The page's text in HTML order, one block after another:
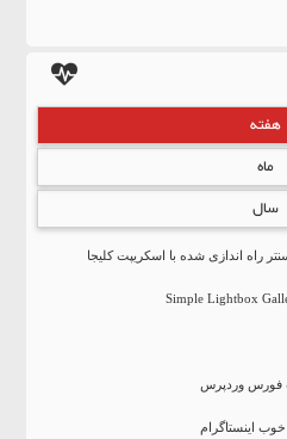
هفته
ماه
سال
راه اندازی شده با اسکریپت کلیجا
فورس وردپرس
اینستاگرام